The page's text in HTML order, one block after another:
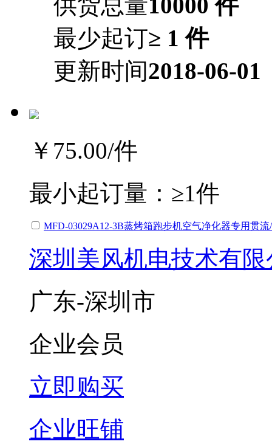
最少起订≥ 1 件
更新时间2018-06-01
￥75.00/件
最小起订量： ≥1件
MFD-03029A12-3B蒸烤箱跑步机空气净化器专用贯
深圳美风机电技术有限
广东-深圳市
企业会员
立即购买
企业旺铺